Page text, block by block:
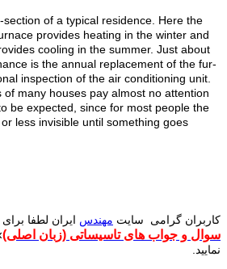
of a typical residence. Here the
provides heating in the winter and
cooling in the summer. Just about
is the annual replacement of the fur-
inspection of the air conditioning unit.
of many houses pay almost no attention
be expected, since for most people the
less invisible until something goes
کاربران گرامی سایت مهندس ایران لطفا
سوال و جواب های تاسیساتی (زبان اصلی)
نمایید.